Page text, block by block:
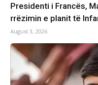
Presidenti i Francës,
rrëzimin e planit të
August 3, 2026